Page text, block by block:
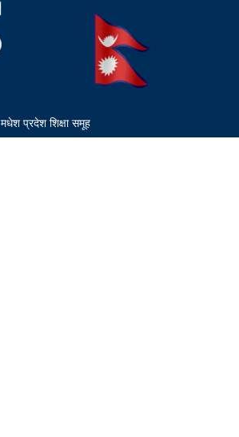
मधेश प्रदेश शिक्षा समूह